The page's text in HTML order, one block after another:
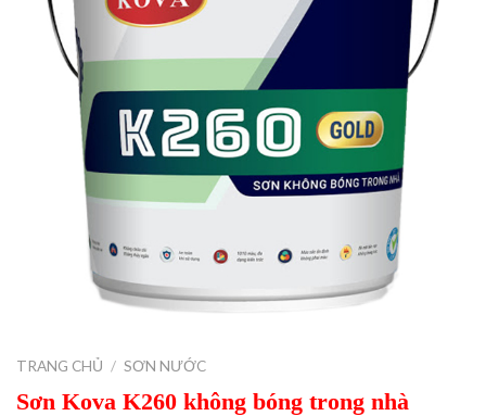
TRANG CHỦ / SƠN NƯỚC
Sơn Kova K260 không bóng trong nhà